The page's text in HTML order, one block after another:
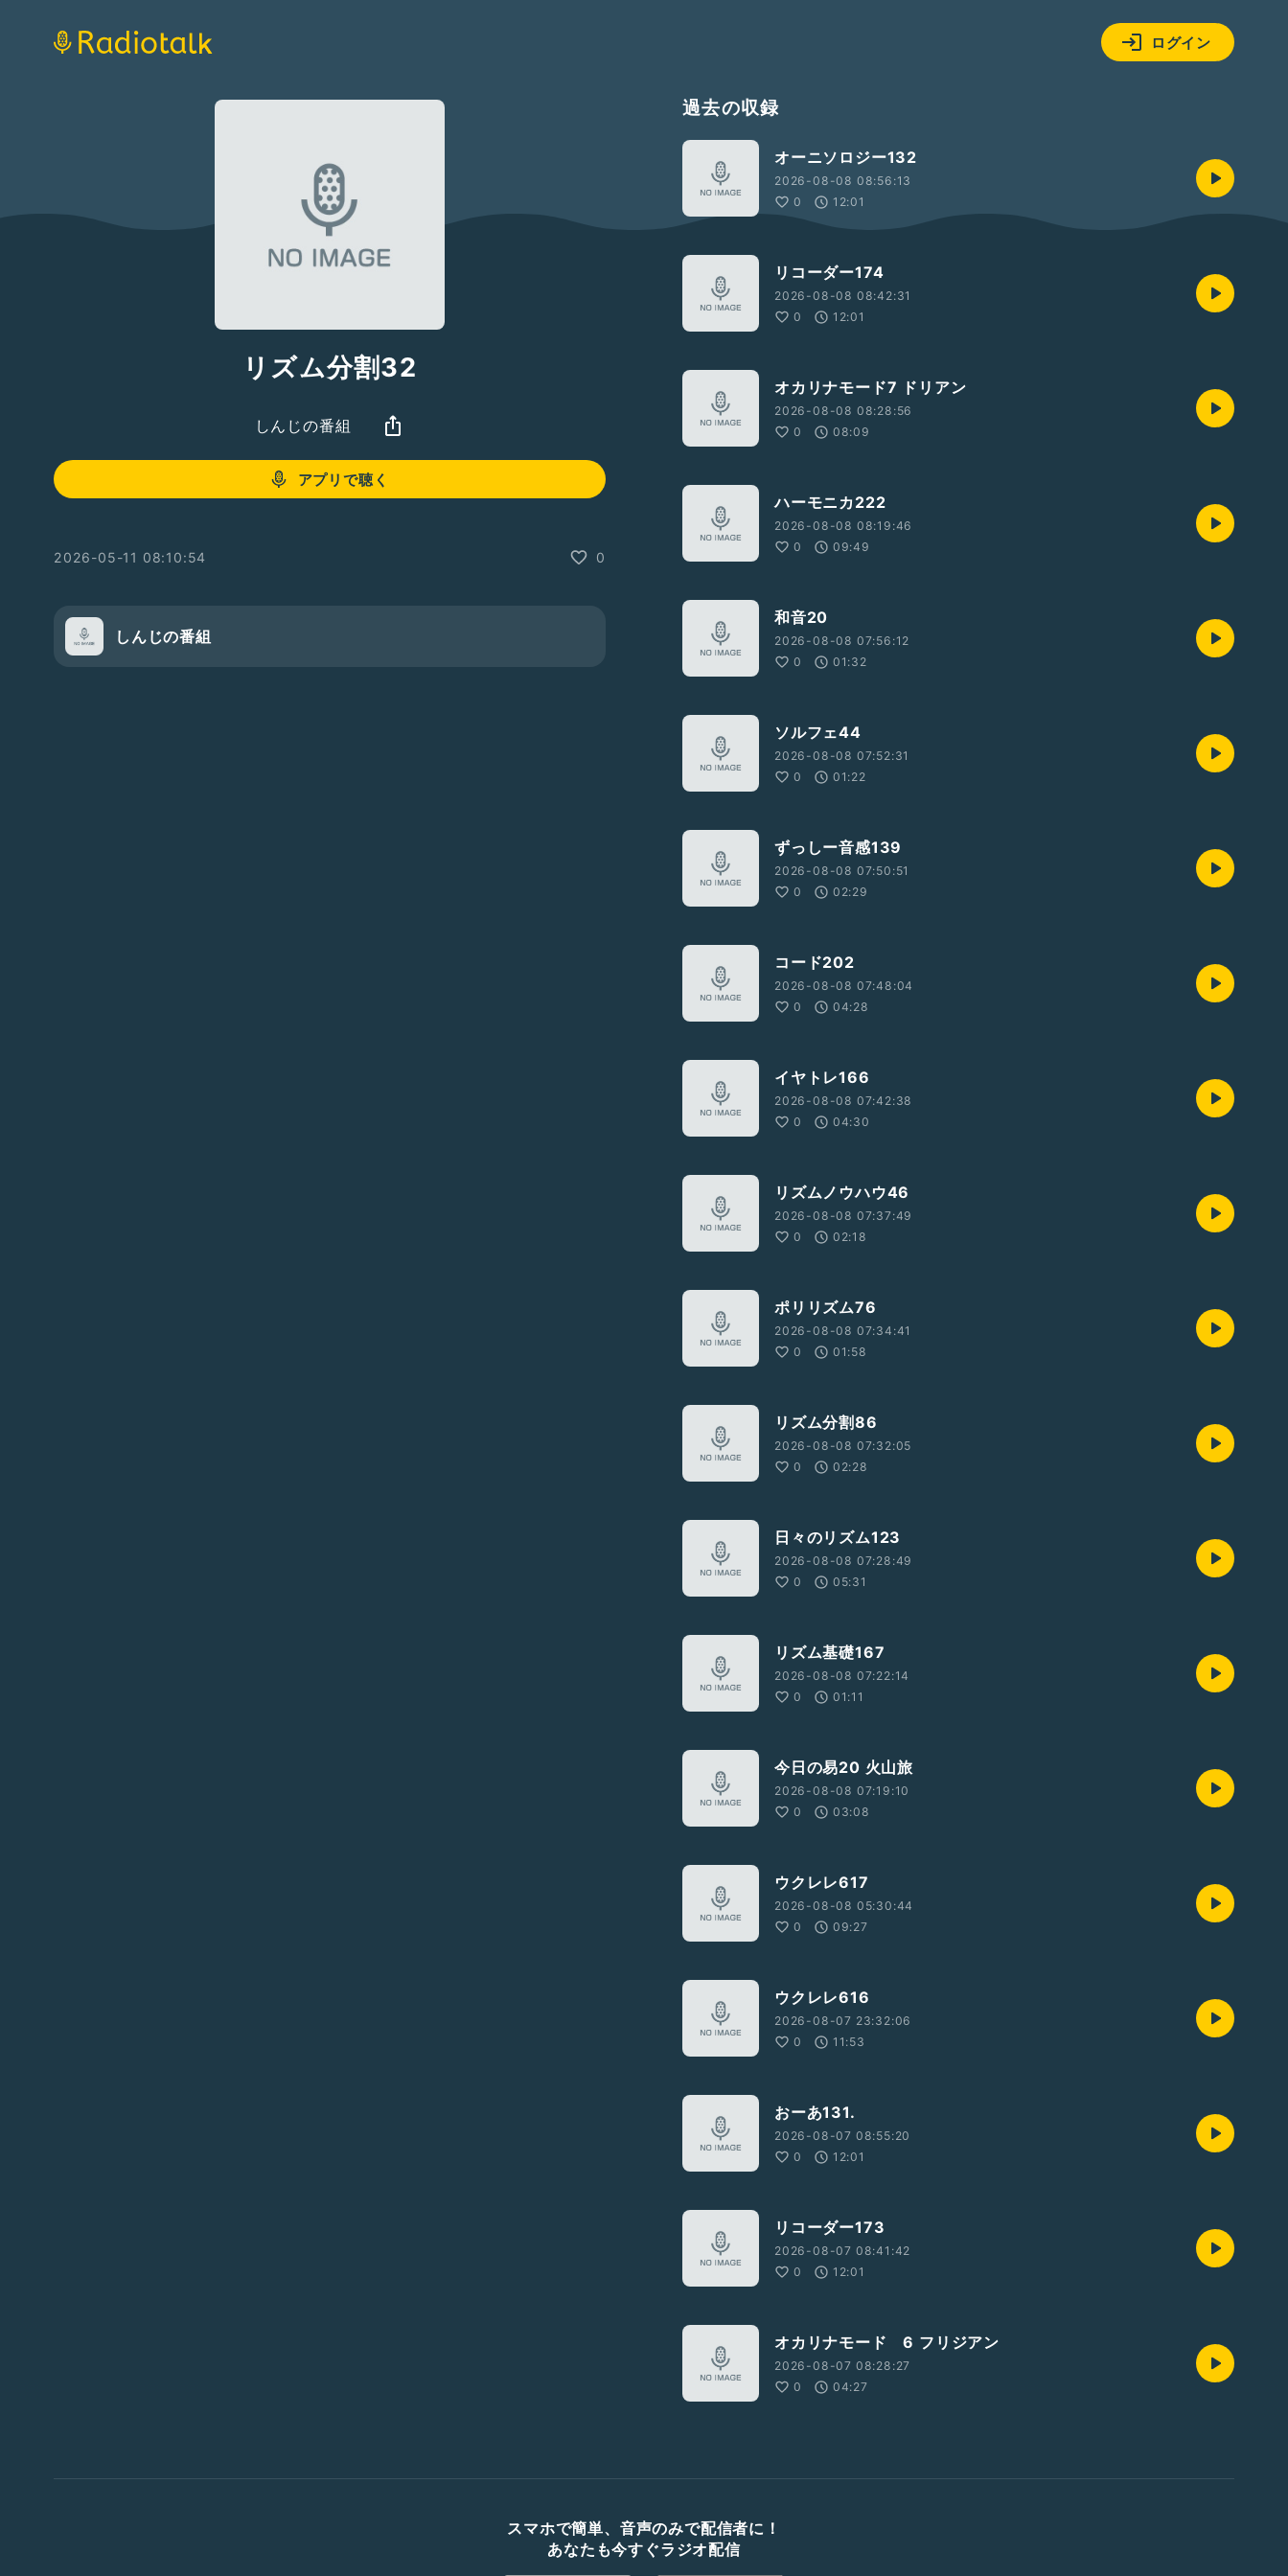
ログイン
リズム分割32
しんじの番組
アプリで聴く
2026-05-11 08:10:54 0
しんじの番組
過去の収録
オーニソロジー132
2026-08-08 08:56:13
0
12:01
リコーダー174
2026-08-08 08:42:31
0
12:01
オカリナモード7 ドリアン
2026-08-08 08:28:56
0
08:09
ハーモニカ222
2026-08-08 08:19:46
0
09:49
和音20
2026-08-08 07:56:12
0
01:32
ソルフェ44
2026-08-08 07:52:31
0
01:22
ずっしー音感139
2026-08-08 07:50:51
0
02:29
コード202
2026-08-08 07:48:04
0
04:28
イヤトレ166
2026-08-08 07:42:38
0
04:30
リズムノウハウ46
2026-08-08 07:37:49
0
02:18
ポリリズム76
2026-08-08 07:34:41
0
01:58
リズム分割86
2026-08-08 07:32:05
0
02:28
日々のリズム123
2026-08-08 07:28:49
0
05:31
リズム基礎167
2026-08-08 07:22:14
0
01:11
今日の易20 火山旅
2026-08-08 07:19:10
0
03:08
ウクレレ617
2026-08-08 05:30:44
0
09:27
ウクレレ616
2026-08-07 23:32:06
0
11:53
おーあ131.
2026-08-07 08:55:20
0
12:01
リコーダー173
2026-08-07 08:41:42
0
12:01
オカリナモード 6 フリジアン
2026-08-07 08:28:27
0
04:27
スマホで簡単、音声のみで配信者に！
あなたも今すぐラジオ配信